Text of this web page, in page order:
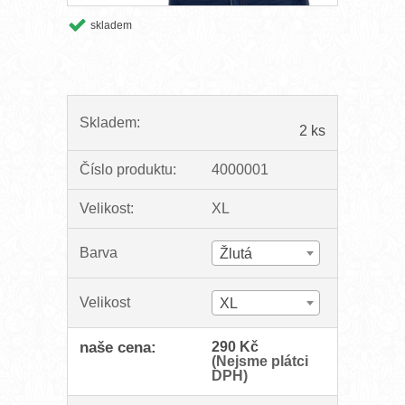
skladem
Skladem:
2 ks
Číslo produktu: 4000001
Velikost: XL
Barva Žlutá
Velikost XL
naše cena:
290 Kč
(Nejsme plátci
DPH)